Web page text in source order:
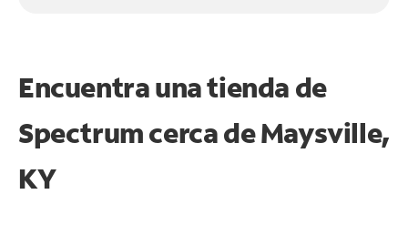
Encuentra una tienda de
Spectrumcerca de Maysville,
KY